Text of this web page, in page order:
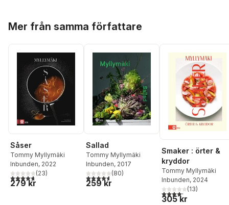
Mer från samma författare
Såser
Tommy Myllymäki
Inbunden, 2022
4,7utav 5 stjärnor. Totalt antal röster:
(23)
279 kr
Sallad
Tommy Myllymäki
Inbunden, 2017
4,6utav 5 stjärnor. Totalt antal röster:
(80)
259 kr
Smaker : örter &
kryddor
Tommy Myllymäki
Inbunden, 2024
4,2utav 5 stjärnor.
(13)
305 kr